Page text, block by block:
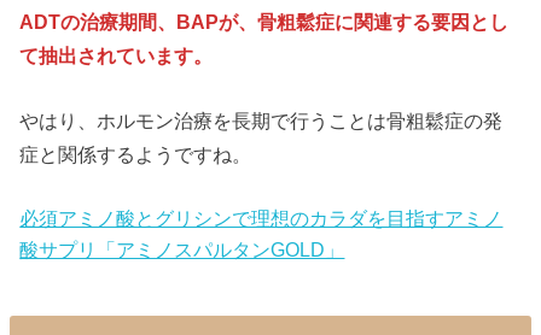
ADTの治療期間、BAPが、骨粗鬆症に関連する要因とし
て抽出されています。
やはり、ホルモン治療を長期で行うことは骨粗鬆症の発
症と関係するようですね。
必須アミノ酸とグリシンで理想のカラダを目指すアミノ
酸サプリ「アミノスパルタンGOLD」